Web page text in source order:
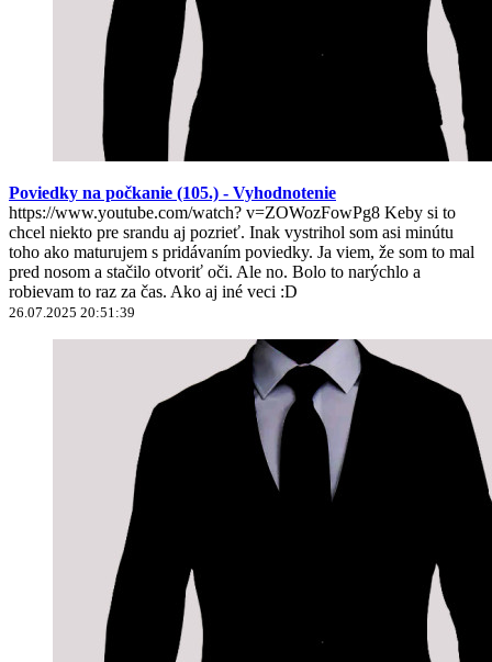
Poviedky na počkanie (105.) - Vyhodnotenie
https://www.youtube.com/watch? v=ZOWozFowPg8 Keby si to
chcel niekto pre srandu aj pozrieť. Inak vystrihol som asi minútu
toho ako maturujem s pridávaním poviedky. Ja viem, že som to mal
pred nosom a stačilo otvoriť oči. Ale no. Bolo to narýchlo a
robievam to raz za čas. Ako aj iné veci :D
26.07.2025 20:51:39